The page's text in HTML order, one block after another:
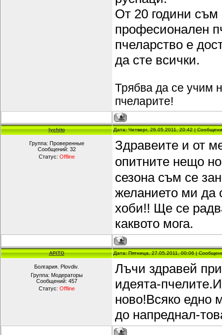
От 20 години
професионален
пчеларство е
да сте всички.
Трябва да се учим
пчеларите!
lychito Дата: Четверг, 26.05.2011, 20:42 |
Группа: Проверенные
Сообщений: 32
Статус: Offline
Здравеите и от
опитните нещо
сезона съм се
желанието ми да
хоби!! Ще се
каквото мога.
APITO Дата: Пятница, 27.05.2011, 00:06 |
Болгария. Plovdiv.
Группа: Модераторы
Сообщений: 457
Статус: Offline
Лъчи здравей
идеята-
ново!Всяко едно
до напреднал-